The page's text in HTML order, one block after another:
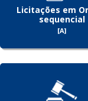
Licitações em
sequencial
[A]